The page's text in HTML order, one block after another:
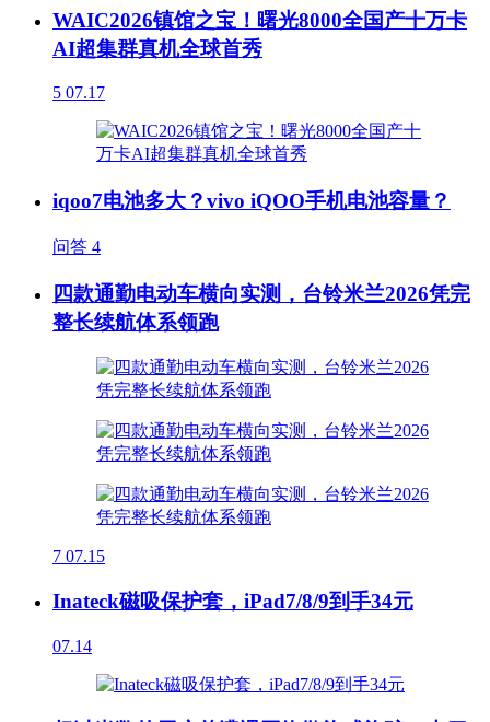
WAIC2026镇馆之宝！曙光8000全国产十万卡
AI超集群真机全球首秀
5 07.17
iqoo7电池多大？vivo iQOO手机电池容量？
问答 4
四款通勤电动车横向实测，台铃米兰2026凭完
整长续航体系领跑
7 07.15
Inateck磁吸保护套，iPad7/8/9到手34元
07.14